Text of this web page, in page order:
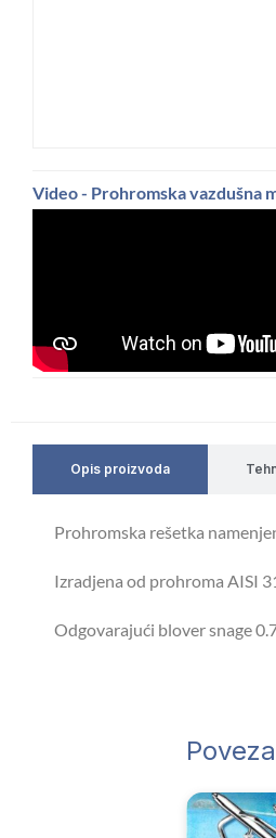
Video - Prohromska vazdušna
Opis proizvoda
Prohromska rešetka
Izradjena od prohroma AISI
Odgovarajući blover snage